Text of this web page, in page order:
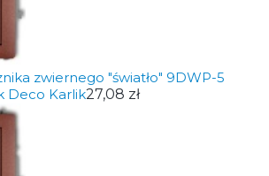
zwiernego "światło" 9DWP-5
Deco Karlik27,08 zł